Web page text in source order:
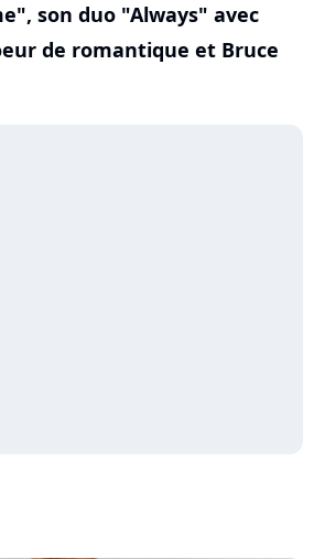
son duo "Always" avec
de romantique et Bruce